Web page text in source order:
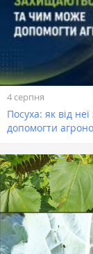
4 серпня
Посуха: як від
допомогти